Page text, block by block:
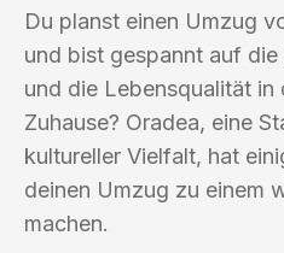
Du planst einen Umzug
und bist gespannt auf
und die Lebensqualität in
Zuhause? Oradea, eine
kultureller Vielfalt, hat
deinen Umzug zu einem
machen.